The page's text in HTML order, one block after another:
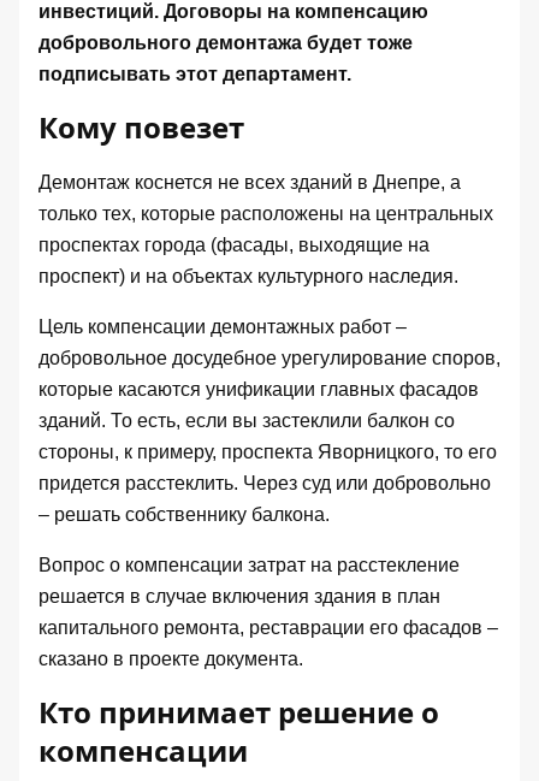
инвестиций. Договоры на компенсацию
добровольного демонтажа будет тоже
подписывать этот департамент.
Кому повезет
Демонтаж коснется не всех зданий в Днепре, а
только тех, которые расположены на центральных
проспектах города (фасады, выходящие на
проспект) и на объектах культурного наследия.
Цель компенсации демонтажных работ –
добровольное досудебное урегулирование споров,
которые касаются унификации главных фасадов
зданий. То есть, если вы застеклили балкон со
стороны, к примеру, проспекта Яворницкого, то его
придется расстеклить. Через суд или добровольно
– решать собственнику балкона.
Вопрос о компенсации затрат на расстекление
решается в случае включения здания в план
капитального ремонта, реставрации его фасадов –
сказано в проекте документа.
Кто принимает решение о
компенсации